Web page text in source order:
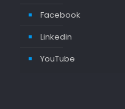
Facebook
Linkedin
YouTube